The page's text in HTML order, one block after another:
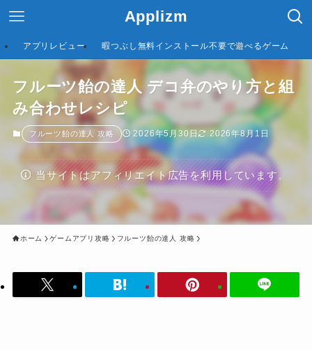
Applizm
アプリレビュー 暇つぶし無料インストール不要で遊べるゲーム
フルーツ飴の達人 デコ弁のやり方と組
み合わせレシピ
フルーツ飴の達人 攻略 2026年5月30日 2026年8月1日
当サイトはアフィリエイト広告を利用しています。
ホーム ゲームアプリ攻略 フルーツ飴の達人 攻略